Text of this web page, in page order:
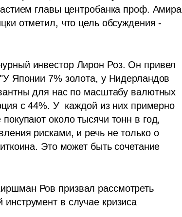
главы центробанка проф. Амира
отметил, что цель обсуждения -
инвестор Лирон Роз. Он привел
Японии 7% золота, у Нидерландов
для нас по масштабу валютных
с 44%. У  каждой из них примерно
около тысячи тонн в год,
рисками, и речь не только о
Это может быть сочетание
Ров призвал рассмотреть
в случае кризиса